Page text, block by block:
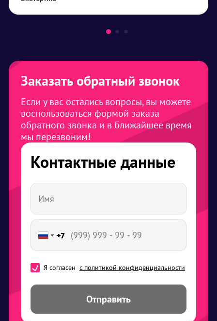
Заказать обратный звонок
Если у вас остались вопросы, вы можете
воспользоваться формой заказа
обратного звонка и в ближайшее время
мы перезвоним!
Контактные данные
+7
+7
+7
+7
+7
Я согласен с политикой конфиденциальности
Отправить